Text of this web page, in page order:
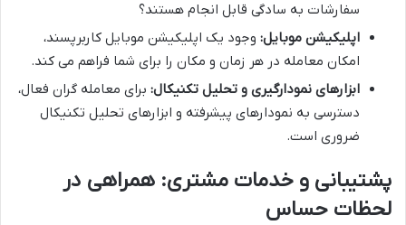
سفارشات به سادگی قابل انجام هستند؟
اپلیکیشن موبایل: وجود یک اپلیکیشن موبایل کاربرپسند،
امکان معامله در هر زمان و مکان را برای شما فراهم می کند.
ابزارهای نمودارگیری و تحلیل تکنیکال: برای معامله گران فعال،
دسترسی به نمودارهای پیشرفته و ابزارهای تحلیل تکنیکال
ضروری است.
پشتیبانی و خدمات مشتری: همراهی در
لحظات حساس